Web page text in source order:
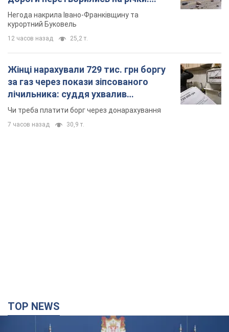
Відео
Негода накрила Івано-Франківщину та
курортний Буковель
12 часов назад 25,2 т.
Жінці нарахували 729 тис. грн боргу
за газ через покази зіпсованого
лічильника: суддя ухвалив
неочікуване рішення
Чи треба платити борг через донарахування
7 часов назад 30,9 т.
TOP NEWS